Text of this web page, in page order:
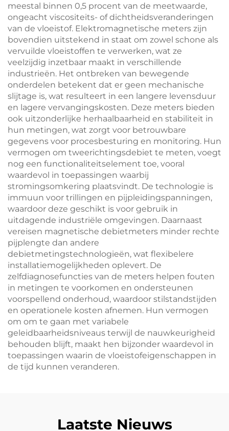
meestal binnen 0,5 procent van de meetwaarde,
ongeacht viscositeits- of dichtheidsveranderingen
van de vloeistof. Elektromagnetische meters zijn
bovendien uitstekend in staat om zowel schone als
vervuilde vloeistoffen te verwerken, wat ze
veelzijdig inzetbaar maakt in verschillende
industrieën. Het ontbreken van bewegende
onderdelen betekent dat er geen mechanische
slijtage is, wat resulteert in een langere levensduur
en lagere vervangingskosten. Deze meters bieden
ook uitzonderlijke herhaalbaarheid en stabiliteit in
hun metingen, wat zorgt voor betrouwbare
gegevens voor procesbesturing en monitoring. Hun
vermogen om tweerichtingsdebiet te meten, voegt
nog een functionaliteitselement toe, vooral
waardevol in toepassingen waarbij
stromingsomkering plaatsvindt. De technologie is
immuun voor trillingen en pijpleidingspanningen,
waardoor deze geschikt is voor gebruik in
uitdagende industriële omgevingen. Daarnaast
vereisen magnetische debietmeters minder rechte
pijplengte dan andere
debietmetingstechnologieën, wat flexibelere
installatiemogelijkheden oplevert. De
zelfdiagnosefuncties van de meters helpen fouten
in metingen te voorkomen en ondersteunen
voorspellend onderhoud, waardoor stilstandstijden
en operationele kosten afnemen. Hun vermogen
om om te gaan met variabele
geleidbaarheidsniveaus terwijl de nauwkeurigheid
behouden blijft, maakt hen bijzonder waardevol in
toepassingen waarin de vloeistofeigenschappen in
de tijd kunnen veranderen.
Laatste Nieuws